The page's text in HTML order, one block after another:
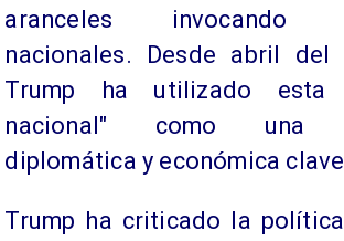
aranceles invocando
nacionales. Desde abril del
Trump ha utilizado esta
nacional" como una
diplomática y económica
Trump ha criticado la